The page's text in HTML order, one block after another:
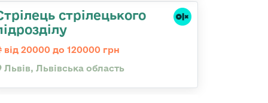
стрілецького
від 20000 до 120000 грн
Львів, Львівська область